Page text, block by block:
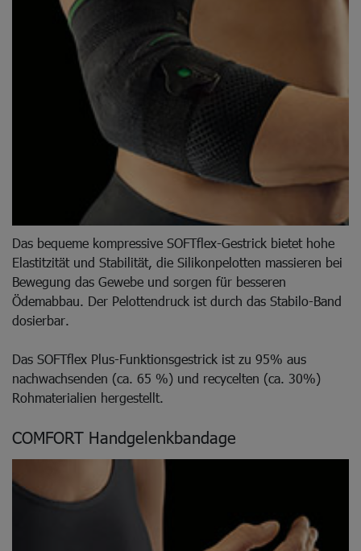
Das bequeme kompressive SOFTflex-Gestrick bietet hohe
Elastitzität und Stabilität, die Silikonpelotten massieren bei
Bewegung das Gewebe und sorgen für besseren
Ödemabbau. Der Pelottendruck ist durch das Stabilo-Band
dosierbar.
Das SOFTflex Plus-Funktionsgestrick ist zu 95% aus
nachwachsenden (ca. 65 %) und recycelten (ca. 30%)
Rohmaterialien hergestellt.
COMFORT Handgelenkbandage